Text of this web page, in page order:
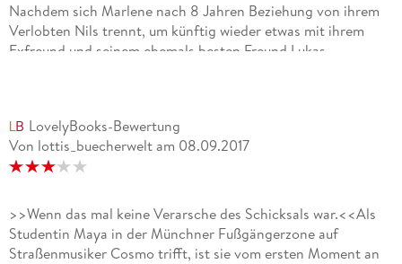
Nachdem sich Marlene nach 8 Jahren Beziehung von ihrem
Verlobten Nils trennt, um künftig wieder etwas mit ihrem
Exfreund und seinem ehemals besten Freund Lukas
Gefühls kommt Unsicherheit auf. Ihre Freundinnen sind mit
ihrer Entscheidung so gar nicht einverstanden, schließlich
hatte Lukas sie in der Vergangenheit mehrfach betrogen und
eine neue Freundin hat, die ¿so ganz anders ist¿ als Marlene,
setzt ihr zusätzlich zu. Sie beginnt zu zweifeln- war ihre
Entscheidung wirklich die Richtige?Meine Meinung: Der
LovelyBooks-Bewertung
Von lottis_buecherwelt am 08.09.2017
>>Wenn das mal keine Verarsche des Schicksals war.<<Als
Studentin Maya in der Münchner Fußgängerzone auf
Straßenmusiker Cosmo trifft, ist sie vom ersten Moment an